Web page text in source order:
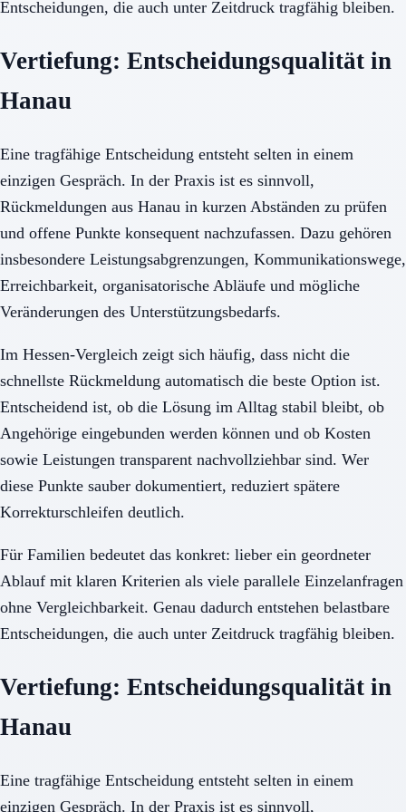
Entscheidungen, die auch unter Zeitdruck tragfähig bleiben.
Vertiefung: Entscheidungsqualität in
Hanau
Eine tragfähige Entscheidung entsteht selten in einem
einzigen Gespräch. In der Praxis ist es sinnvoll,
Rückmeldungen aus Hanau in kurzen Abständen zu prüfen
und offene Punkte konsequent nachzufassen. Dazu gehören
insbesondere Leistungsabgrenzungen, Kommunikationswege,
Erreichbarkeit, organisatorische Abläufe und mögliche
Veränderungen des Unterstützungsbedarfs.
Im Hessen-Vergleich zeigt sich häufig, dass nicht die
schnellste Rückmeldung automatisch die beste Option ist.
Entscheidend ist, ob die Lösung im Alltag stabil bleibt, ob
Angehörige eingebunden werden können und ob Kosten
sowie Leistungen transparent nachvollziehbar sind. Wer
diese Punkte sauber dokumentiert, reduziert spätere
Korrekturschleifen deutlich.
Für Familien bedeutet das konkret: lieber ein geordneter
Ablauf mit klaren Kriterien als viele parallele Einzelanfragen
ohne Vergleichbarkeit. Genau dadurch entstehen belastbare
Entscheidungen, die auch unter Zeitdruck tragfähig bleiben.
Vertiefung: Entscheidungsqualität in
Hanau
Eine tragfähige Entscheidung entsteht selten in einem
einzigen Gespräch. In der Praxis ist es sinnvoll,